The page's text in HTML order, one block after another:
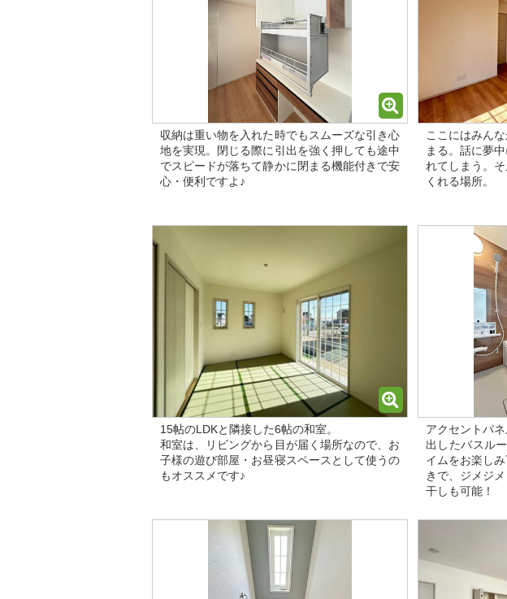
収納は重い物を入れた時でもスムーズな引き心
地を実現。閉じる際に引出を強く押しても途中
でスピードが落ちて静かに閉まる機能付きで安
心・便利ですよ♪
ここにはみん
まる。話に夢
れてしまう。
くれる場所。
15帖のLDKと隣接した6帖の和室。
和室は、リビングから目が届く場所なので、お
子様の遊び部屋・お昼寝スペースとして使うの
もオススメです♪
アクセントパ
出したバスル
イムをお楽し
きで、ジメジ
干しも可能！